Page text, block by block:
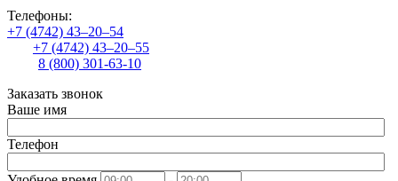
Телефоны:
+7 (4742) 43–20–54
+7 (4742) 43–20–55
8 (800) 301-63-10
Заказать звонок
Ваше имя
Телефон